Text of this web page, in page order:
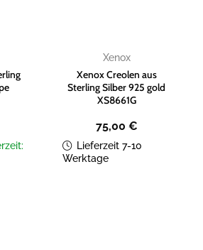
Xenox
Xenox Creolen aus
Sterling Silber 925 gold
XS8661G
75,00 €
Lieferzeit 7-10
Werktage